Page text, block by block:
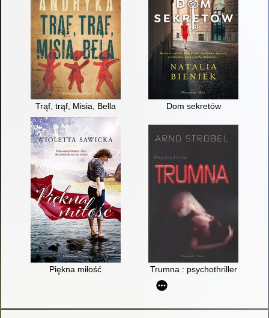
Trąf, trąf, Misia, Bella Dom sekretów
Piękna miłość Trumna : psychothriller